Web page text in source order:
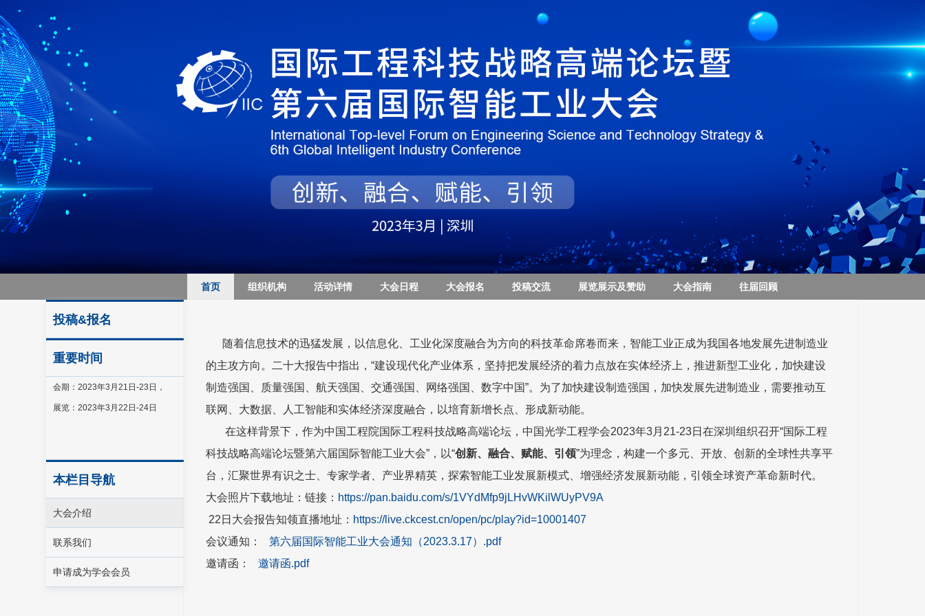
首页 组织机构 活动详情 大会日程 大会报名 投稿交流 展览展示及赞助 大会指南 往届回顾
投稿&报名
重要时间
会期：2023年3月21日-23日，
展览：2023年3月22日-24日
本栏目导航
大会介绍
联系我们
申请成为学会会员
随着信息技术的迅猛发展，以信息化、工业化深度融合为方向的科技革命席卷而来，智能工业正成为我国各地发展先进制造业
的主攻方向。二十大报告中指出，“建设现代化产业体系，坚持把发展经济的着力点放在实体经济上，推进新型工业化，加快建设
制造强国、质量强国、航天强国、交通强国、网络强国、数字中国”。为了加快建设制造强国，加快发展先进制造业，需要推动互
联网、大数据、人工智能和实体经济深度融合，以培育新增长点、形成新动能。
在这样背景下，作为中国工程院国际工程科技战略高端论坛，中国光学工程学会2023年3月21-23日在深圳组织召开“国际工程
科技战略高端论坛暨第六届国际智能工业大会”，以“创新、融合、赋能、引领”为理念，构建一个多元、开放、创新的全球性共享平
台，汇聚世界有识之士、专家学者、产业界精英，探索智能工业发展新模式、增强经济发展新动能，引领全球资产革命新时代。
大会照片下载地址：链接： https://pan.baidu.com/s/1VYdMfp9jLHvWKilWUyPV9A
22日大会报告知领直播地址： https://live.ckcest.cn/open/pc/play?id=10001407
会议通知：
第六届国际智能工业大会通知（2023.3.17）.pdf
邀请函：
邀请函.pdf